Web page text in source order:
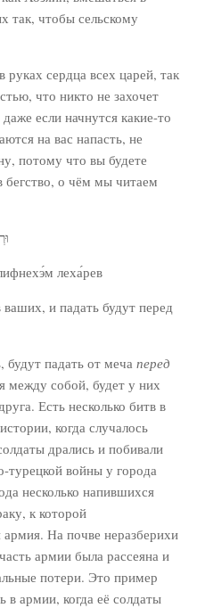
так, чтобы сельскому
сердца всех царей, так
что никто не захочет
если начнутся какие-то
на вас напасть, не
потому что вы будете
бегство, о чём мы читаем
леха́рев
и падать будут перед
будут падать от меча перед
между собой, будет у них
Есть несколько битв в
когда случалось
дрались и побивали
турецкой войны у города
несколько напившихся
к которой
армия. На почве неразберихи
армии была рассеяна и
потери. Это пример
в армии, когда её солдаты